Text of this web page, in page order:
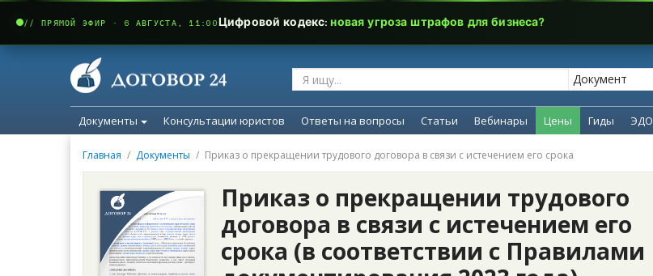
Документы Консультации юристов Ответы на вопросы Статьи Вебинары Цены Гиды ЭДО
Главная Документы Приказ о прекращении трудового договора в связи с истечением его срока
Приказ о прекращении трудового
договора в связи с истечением его
срока (в соответствии с Правилами
// ПРЯМОЙ ЭФИР · 6 АВГУСТА, 11:00Цифровой кодекс:новая угроза штрафов для бизнеса?